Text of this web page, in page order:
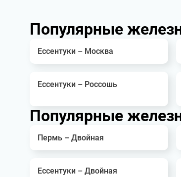
Популярные
Ессентуки – Москва
Ессентуки – Россошь
Популярные
Пермь – Двойная
Ессентуки – Двойная